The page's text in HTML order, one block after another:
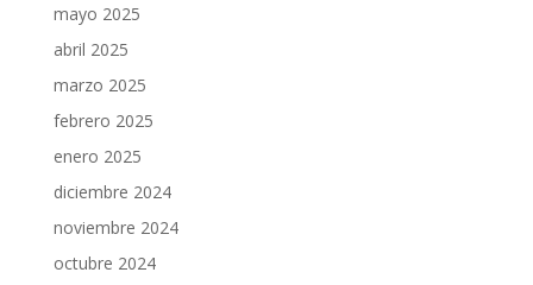
mayo 2025
abril 2025
marzo 2025
febrero 2025
enero 2025
diciembre 2024
noviembre 2024
octubre 2024